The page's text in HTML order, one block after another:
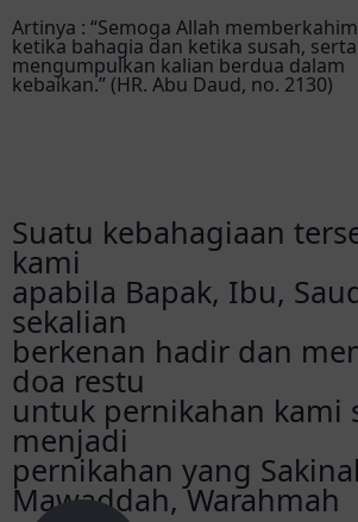
Artinya : “Semoga Allah
ketika bahagia dan ketika susah, serta
mengumpulkan kalian berdua dalam
kebaikan.” (HR. Abu Daud, no. 2130)
Suatu kebahagiaan
kami
apabila Bapak, Ibu,
sekalian
berkenan hadir dan
doa restu
untuk pernikahan kami
menjadi
pernikahan yang
Mawaddah, Warahmah